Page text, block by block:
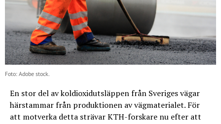
Foto: Adobe stock.
En stor del av koldioxidutsläppen från Sveriges vägar
härstammar från produktionen av vägmaterialet. För
att motverka detta strävar KTH-forskare nu efter att